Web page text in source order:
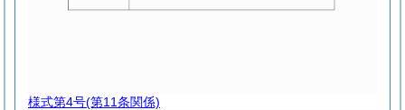
様式第4号(第11条関係)